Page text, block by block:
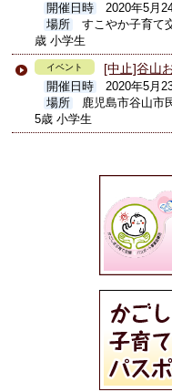
開催日時
2020年5月
場所
すこやか子育て
歳 小学生
イベント [中止]谷山
開催日時
2020年5月
場所
鹿児島市谷山
5歳 小学生